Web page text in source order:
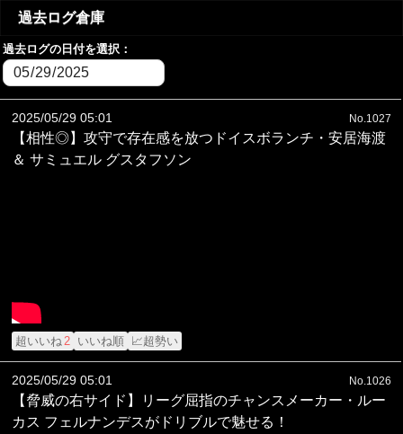
過去ログ倉庫
過去ログの日付を選択：
2025/05/29 05:01 No.1027
【相性◎】攻守で存在感を放つドイスボランチ・安居海渡
＆ サミュエル グスタフソン
超いいね2 いいね順 📈超勢い
2025/05/29 05:01 No.1026
【脅威の右サイド】リーグ屈指のチャンスメーカー・ルー
カス フェルナンデスがドリブルで魅せる！